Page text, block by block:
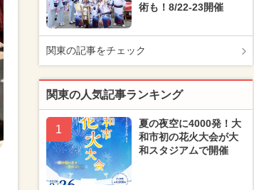
術も！8/22-23開催
関東の記事をチェック
関東の人気記事ランキング
1
夏の夜空に4000発！大
和市初の花火大会が大
和スタジアムで開催